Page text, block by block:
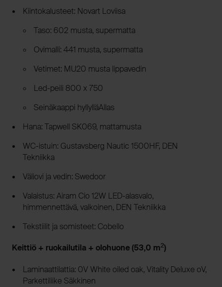
Kiintokalusteet: Novart Loviisa
Taso: 602 musta, supermatta
Ovimalli: 441 musta, supermatta
Vetimet: MU20 musta lippavedin
Led-peili 800 x 750
Seinäkaappi hyllylläAllas
Hana: Tapwell SK069, mattamusta
WC-istuin: Gustavsberg Nautic 1500HF, DEN
Tekniikka
Väliovi ja vedin: Swedoor
Valaistus: Airam Cio 12W LED-alasvalo,
himmennettävä, valkoinen, DEN Tekniikka
Tekstiilit ja somisteet: Cobello
Keittiö + ruokailutila + olohuone (53,0 m2)
Laminaattilattia: 0V White oiled oak, Vitality Deluxe oV,
Parkettiliike Säkkinen